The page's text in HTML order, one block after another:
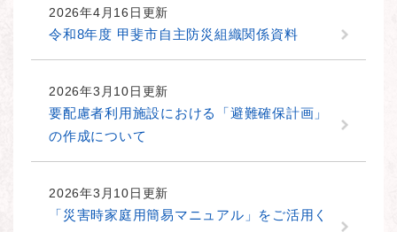
2026年4月16日更新
令和8年度 甲斐市自主防災組織関係資料
2026年3月10日更新
要配慮者利用施設における「避難確保計画」
の作成について
2026年3月10日更新
「災害時家庭用簡易マニュアル」をご活用く